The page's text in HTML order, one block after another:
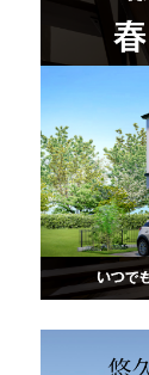
100年点
快適な
生涯続く
ラインナップ
最響の家